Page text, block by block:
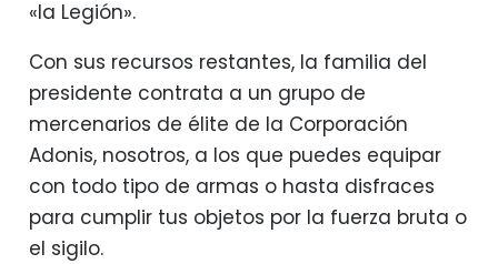
«la Legión».
Con sus recursos restantes, la familia del
presidente contrata a un grupo de
mercenarios de élite de la Corporación
Adonis, nosotros, a los que puedes equipar
con todo tipo de armas o hasta disfraces
para cumplir tus objetos por la fuerza bruta o
el sigilo.